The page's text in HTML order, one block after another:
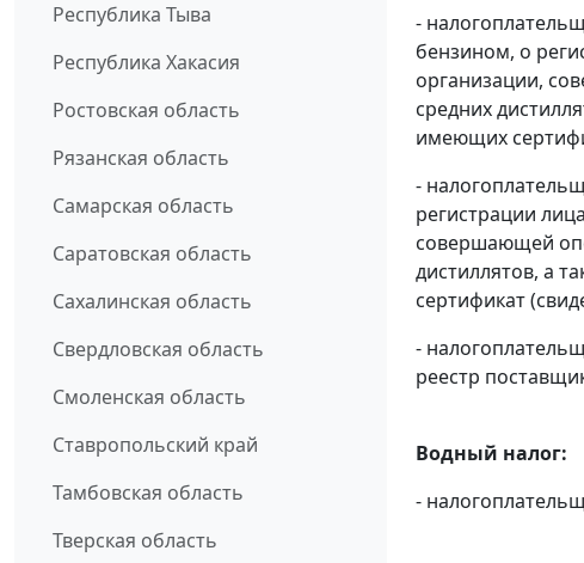
Республика Тыва
Республика Хакасия
Ростовская область
Рязанская область
Самарская область
Саратовская область
Сахалинская область
Свердловская область
Смоленская область
Ставропольский край
Тамбовская область
Тверская область
-
бензином, о
организации,
средних
имеющих
-
регистрации
совершающей
дистиллятов, а
сертификат
-
реестр
Водный налог:
-